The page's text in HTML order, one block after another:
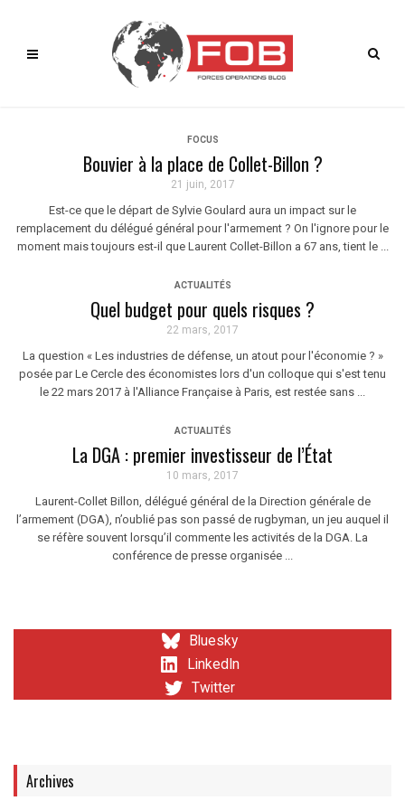
FOCUS
Bouvier à la place de Collet-Billon ?
21 juin, 2017
Est-ce que le départ de Sylvie Goulard aura un impact sur le
remplacement du délégué général pour l'armement ? On l'ignore pour le
moment mais toujours est-il que Laurent Collet-Billon a 67 ans, tient le ...
ACTUALITÉS
Quel budget pour quels risques ?
22 mars, 2017
La question « Les industries de défense, un atout pour l'économie ? »
posée par Le Cercle des économistes lors d'un colloque qui s'est tenu
le 22 mars 2017 à l'Alliance Française à Paris, est restée sans ...
ACTUALITÉS
La DGA : premier investisseur de l’État
10 mars, 2017
Laurent-Collet Billon, délégué général de la Direction générale de
l’armement (DGA), n’oublié pas son passé de rugbyman, un jeu auquel il
se réfère souvent lorsqu’il commente les activités de la DGA. La
conférence de presse organisée ...
Bluesky
LinkedIn
Twitter
Archives